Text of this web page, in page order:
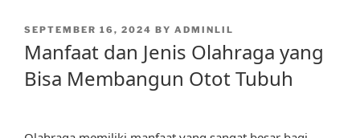
POSTED
SEPTEMBER 16, 2024 BY ADMINLIL
Manfaat dan Jenis Olahraga yang
Bisa Membangun Otot Tubuh